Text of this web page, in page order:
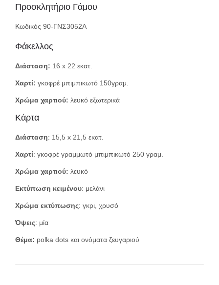
Προσκλητήριο Γάμου
Κωδικός 90-ΓΝΣ3052Α
Φάκελλος
Διάσταση: 16 x 22 εκατ.
Χαρτί: γκοφρέ μπιμπικωτό 150γραμ.
Χρώμα χαρτιού: λευκό εξωτερικά
Κάρτα
Διάσταση: 15,5 x 21,5 εκατ.
Χαρτί: γκοφρέ γραμμωτό μπιμπικωτό 250 γραμ.
Χρώμα χαρτιού: λευκό
Εκτύπωση κειμένου: μελάνι
Χρώμα εκτύπωσης: γκρι, χρυσό
Όψεις: μία
Θέμα: polka dots και ονόματα ζευγαριού